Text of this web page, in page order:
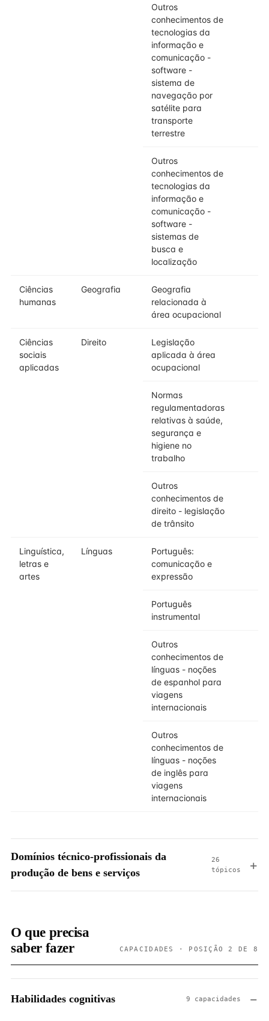
Outros
conhecimentos de
tecnologias da
informação e
comunicação -
software -
sistema de
navegação por
satélite para
transporte
terrestre
Outros
conhecimentos de
tecnologias da
informação e
comunicação -
software -
sistemas de
busca e
localização
Ciências
humanas
Geografia
Geografia
relacionada à
área ocupacional
Ciências
sociais
aplicadas
Direito
Legislação
aplicada à área
ocupacional
Normas
regulamentadoras
relativas à saúde,
segurança e
higiene no
trabalho
Outros
conhecimentos de
direito - legislação
de trânsito
Linguística,
letras e
artes
Línguas
Português:
comunicação e
expressão
Português
instrumental
Outros
conhecimentos de
línguas - noções
de espanhol para
viagens
internacionais
Outros
conhecimentos de
línguas - noções
de inglês para
viagens
internacionais
Domínios técnico-profissionais da
produção de bens e serviços
26
tópicos
O que precisa
saber fazer
CAPACIDADES · POSIÇÃO 2 DE 8
Habilidades cognitivas 9 capacidades